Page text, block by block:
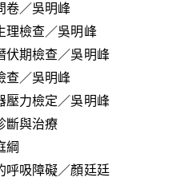
／吳明峰
檢查／吳明峰
期檢查／吳明峰
／吳明峰
力檢定／吳明峰
與治療
綱
吸障礙／顏廷廷